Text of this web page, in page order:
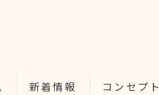
新着情報 コンセプト